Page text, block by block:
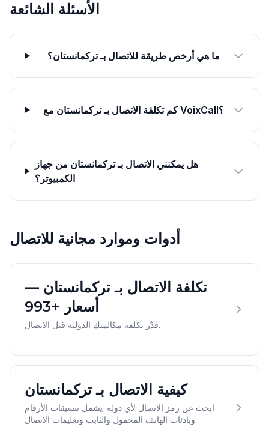
الأسئلة الشائعة
ما هي أرخص طريقة للاتصال بـ تركمانستان؟
كم تكلفة الاتصال بـ تركمانستان مع VoixCall؟
هل يمكنني الاتصال بـ تركمانستان من جهاز
الكمبيوتر؟
أدوات وموارد مجانية للاتصال
تكلفة الاتصال بـ تركمانستان —
أسعار +993
قدّر تكلفة مكالمتك الدولية قبل الاتصال.
كيفية الاتصال بـ تركمانستان
ابحث عن رمز الاتصال لأي دولة. يشمل تنسيقات الأرقام
وبادئات الهاتف المحمول والثابت وتعليمات الاتصال.